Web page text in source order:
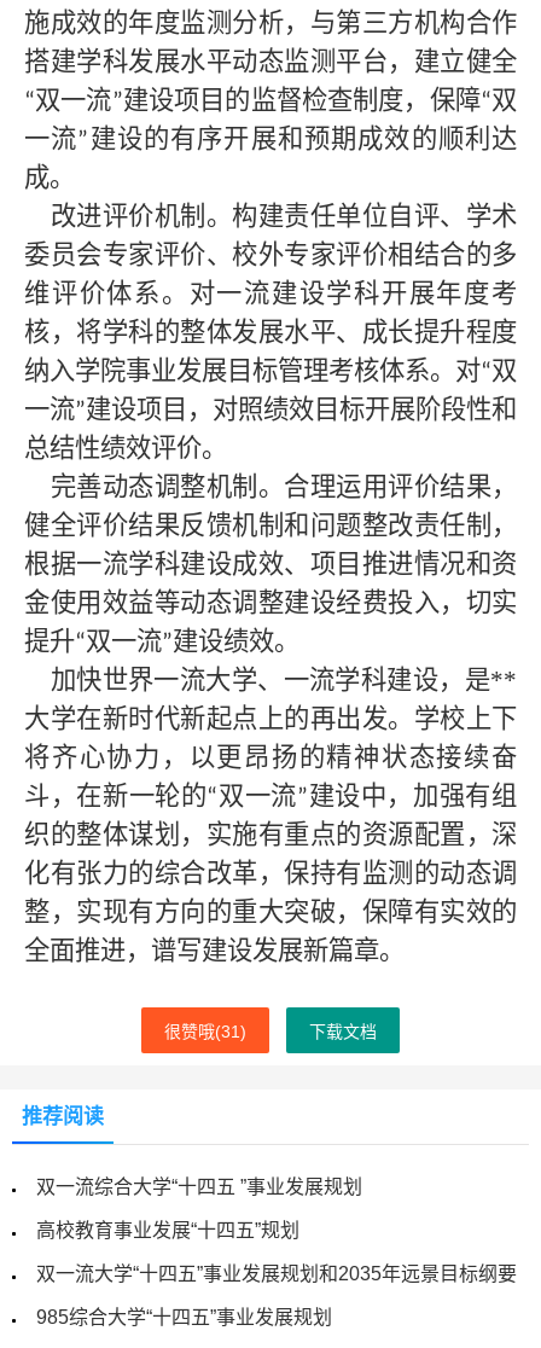
施成效的年度监测分析，与第三方机构合作
搭建学科发展水平动态监测平台，建立健全
“双一流”建设项目的监督检查制度，保障“双
一流”建设的有序开展和预期成效的顺利达
成。
改进评价机制。构建责任单位自评、学术
委员会专家评价、校外专家评价相结合的多
维评价体系。对一流建设学科开展年度考
核，将学科的整体发展水平、成长提升程度
纳入学院事业发展目标管理考核体系。对“双
一流”建设项目，对照绩效目标开展阶段性和
总结性绩效评价。
完善动态调整机制。合理运用评价结果，
健全评价结果反馈机制和问题整改责任制，
根据一流学科建设成效、项目推进情况和资
金使用效益等动态调整建设经费投入，切实
提升“双一流”建设绩效。
加快世界一流大学、一流学科建设，是**
大学在新时代新起点上的再出发。学校上下
将齐心协力，以更昂扬的精神状态接续奋
斗，在新一轮的“双一流”建设中，加强有组
织的整体谋划，实施有重点的资源配置，深
化有张力的综合改革，保持有监测的动态调
整，实现有方向的重大突破，保障有实效的
全面推进，谱写建设发展新篇章。
很赞哦(31) 下载文档
推荐阅读
双一流综合大学“十四五 ”事业发展规划
高校教育事业发展“十四五”规划
双一流大学“十四五”事业发展规划和2035年远景目标纲要
985综合大学“十四五”事业发展规划